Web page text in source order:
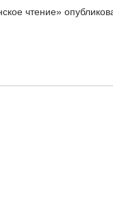
чтение»